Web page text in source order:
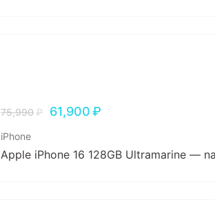
75,990₽ 61,900₽
iPhone
Apple iPhone 16 128GB Ultramarine —